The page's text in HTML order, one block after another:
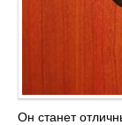
Он станет